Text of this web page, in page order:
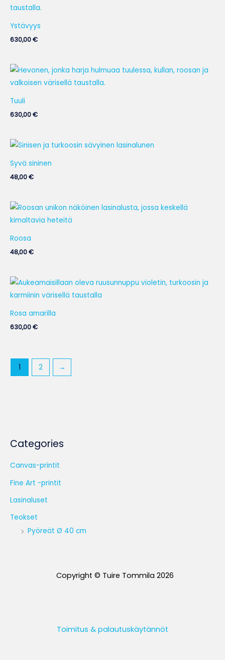
Categories
Canvas-printit
Fine Art -printit
Lasinaluset
Teokset
Pyöreät Ø 40 cm
Ystävyys
630,00€
Tuuli
630,00€
Syvä sininen
48,00€
Roosa
48,00€
Rosa amarilla
630,00€
1 2 →
Copyright © Tuire Tommila 2026
Toimitus & palautuskäytännöt